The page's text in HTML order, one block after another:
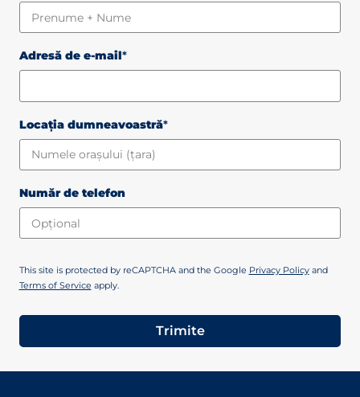
Adresă de e-mail*
Locația dumneavoastră*
Număr de telefon
This site is protected by reCAPTCHA and the Google Privacy Policyand
Terms of Service apply.
Trimite